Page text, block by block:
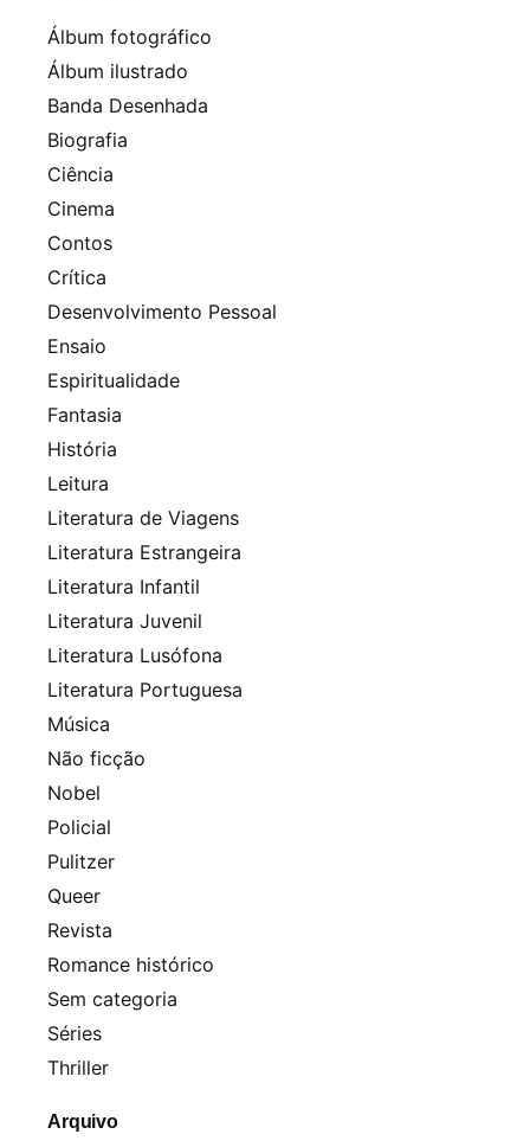
Álbum fotográfico
Álbum ilustrado
Banda Desenhada
Biografia
Ciência
Cinema
Contos
Crítica
Desenvolvimento Pessoal
Ensaio
Espiritualidade
Fantasia
História
Leitura
Literatura de Viagens
Literatura Estrangeira
Literatura Infantil
Literatura Juvenil
Literatura Lusófona
Literatura Portuguesa
Música
Não ficção
Nobel
Policial
Pulitzer
Queer
Revista
Romance histórico
Sem categoria
Séries
Thriller
Arquivo